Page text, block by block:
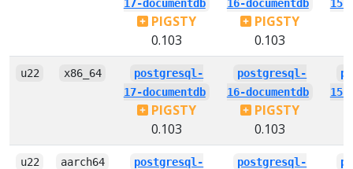
17-documentdb
PIGSTY
0.103
16-documentdb
PIGSTY
0.103
15-
u22 x86_64
postgresql-
17-documentdb
PIGSTY
0.103
postgresql-
16-documentdb
PIGSTY
0.103
15-
u22 aarch64
postgresql-
postgresql-